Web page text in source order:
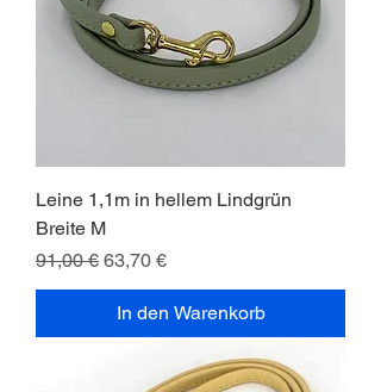
Leine 1,1m in hellem Lindgrün
Breite M
Standardpreis
91,00 € Sale-Preis
63,70 €
In den Warenkorb